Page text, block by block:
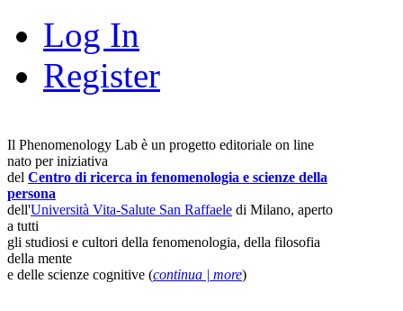
Log In
Register
Il Phenomenology Lab è un progetto editoriale on line
nato per iniziativa
del Centro di ricerca in fenomenologia e scienze della
persona
dell'Università Vita-Salute San Raffaele di Milano, aperto
a tutti
gli studiosi e cultori della fenomenologia, della filosofia
della mente
e delle scienze cognitive (continua | more)